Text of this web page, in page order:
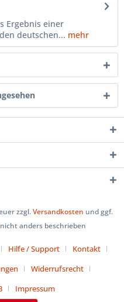
Ergebnis einer
deutschen... mehr
zzgl.Versandkosten und ggf.
anders beschrieben
Hilfe / Support
Kontakt
Widerrufsrecht
Impressum